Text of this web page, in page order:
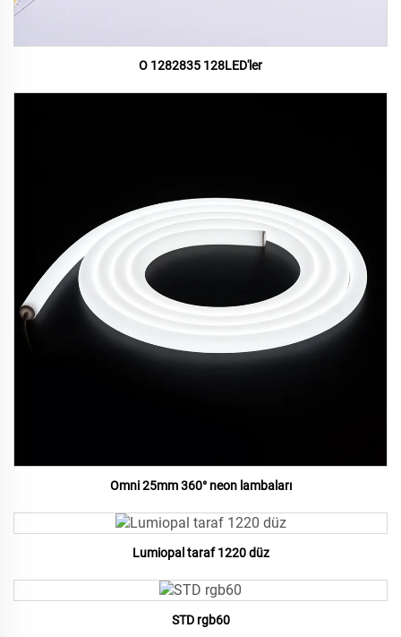
O 1282835 128LED'ler
Omni 25mm 360° neon lambaları
Lumiopal taraf 1220 düz
STD rgb60